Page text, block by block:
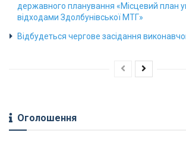
державного планування «Місцевий план
відходами Здолбунівської МТГ»
Відбудеться чергове засідання
Оголошення